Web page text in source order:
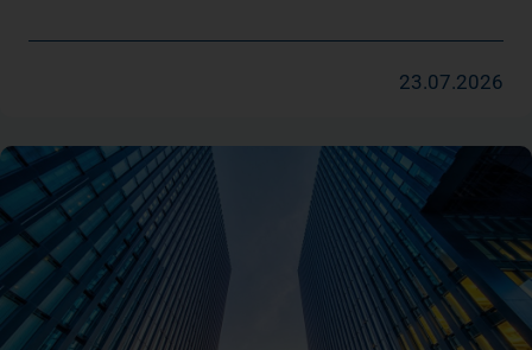
23.07.2026